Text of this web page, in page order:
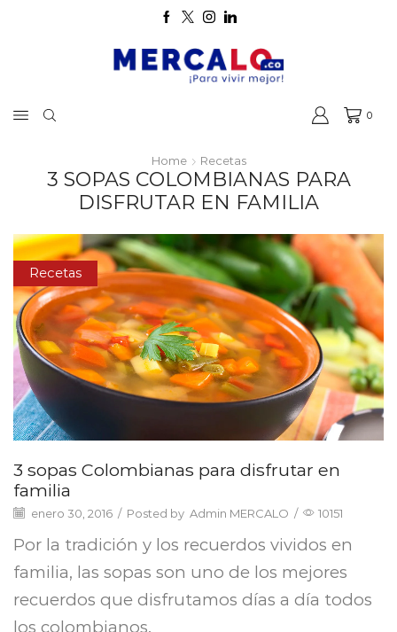
0
Home Recetas
3 SOPAS COLOMBIANAS PARA
DISFRUTAR EN FAMILIA
Recetas
3 sopas Colombianas para disfrutar en
familia
enero 30, 2016 / Posted by Admin MERCALO / 10151
Por la tradición y los recuerdos vividos en
familia, las sopas son uno de los mejores
recuerdos que disfrutamos días a día todos
los colombianos.